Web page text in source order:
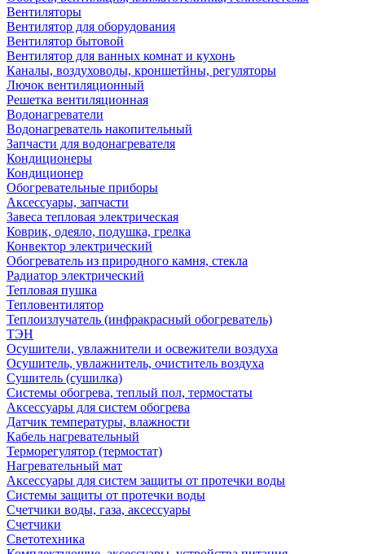
Вентиляторы
Вентилятор для оборудования
Вентилятор бытовой
Вентилятор для ванных комнат и кухонь
Каналы, воздуховоды, кроншетйны, регуляторы
Лючок вентиляционный
Решетка вентиляционная
Водонагреватели
Водонагреватель накопительный
Запчасти для водонагревателя
Кондиционеры
Кондиционер
Обогревательные приборы
Аксессуары, запчасти
Завеса тепловая электрическая
Коврик, одеяло, подушка, грелка
Конвектор электрический
Обогреватель из природного камня, стекла
Радиатор электрический
Тепловая пушка
Тепловентилятор
Теплоизлучатель (инфракрасный обогреватель)
ТЭН
Осушители, увлажнители и освежители воздуха
Осушитель, увлажнитель, очиститель воздуха
Сушитель (сушилка)
Системы обогрева, теплый пол, термостаты
Аксессуары для систем обогрева
Датчик температуры, влажности
Кабель нагревательный
Терморегулятор (термостат)
Нагревательный мат
Аксессуары для систем защиты от протечки воды
Системы защиты от протечки воды
Счетчики воды, газа, аксессуары
Счетчики
Светотехника